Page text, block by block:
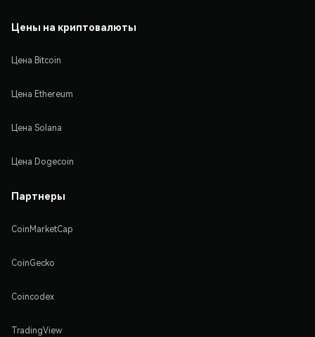
Цены на криптовалюты
Цена Bitcoin
Цена Ethereum
Цена Solana
Цена Dogecoin
Партнеры
CoinMarketCap
CoinGecko
Coincodex
TradingView